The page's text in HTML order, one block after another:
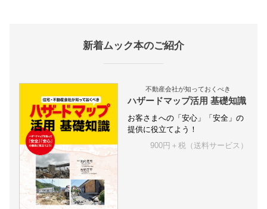
新着ムック本のご紹介
不動産会社が知っておくべき
ハザードマップ活用 基礎知識
お客さまへの「安心」「安全」の
提供に役立てよう！
900円＋税（送料サービス）